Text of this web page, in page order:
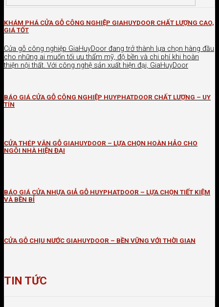
KHÁM PHÁ CỬA GỖ CÔNG NGHIỆP GIAHUYDOOR CHẤT LƯỢNG CAO,
GIÁ TỐT
Cửa gỗ công nghiệp GiaHuyDoor đang trở thành lựa chọn hàng đầu
cho những ai muốn tối ưu thẩm mỹ, độ bền và chi phí khi hoàn
thiện nội thất. Với công nghệ sản xuất hiện đại, GiaHuyDoor
BÁO GIÁ CỬA GỖ CÔNG NGHIỆP HUYPHATDOOR CHẤT LƯỢNG – UY
TÍN
CỬA THÉP VÂN GỖ GIAHUYDOOR – LỰA CHỌN HOÀN HẢO CHO
NGÔI NHÀ HIỆN ĐẠI
BÁO GIÁ CỬA NHỰA GIẢ GỖ HUYPHATDOOR – LỰA CHỌN TIẾT KIỆM
VÀ BỀN BỈ
CỬA GỖ CHỊU NƯỚC GIAHUYDOOR – BỀN VỮNG VỚI THỜI GIAN
TIN TỨC